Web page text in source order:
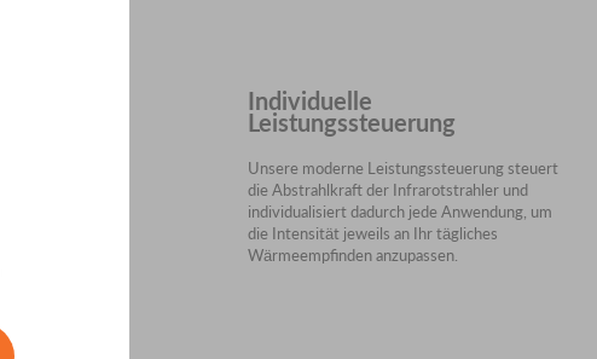
Individuelle
Leistungssteuerung
Unsere moderne Leistungssteuerung steuert
die Abstrahlkraft der Infrarotstrahler und
individualisiert dadurch jede Anwendung, um
die Intensität jeweils an Ihr tägliches
Wärmeempfinden anzupassen.